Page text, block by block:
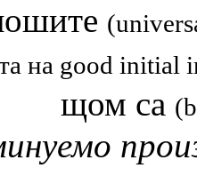
(
на good initial
са (